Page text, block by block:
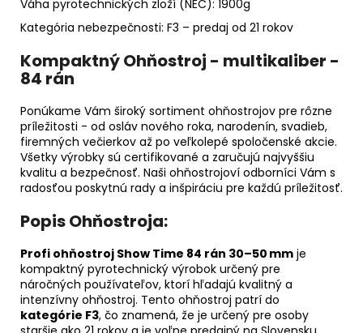
Váha pyrotechnických zloží (NEC): 1900g
Kategória nebezpečnosti: F3 – predaj od 21 rokov
Kompaktný Ohňostroj - multikaliber -
84 rán
Ponúkame Vám široký sortiment ohňostrojov pre rôzne
príležitosti - od osláv nového roka, narodenín, svadieb,
firemných večierkov až po veľkolepé spoločenské akcie.
Všetky výrobky sú certifikované a zaručujú najvyššiu
kvalitu a bezpečnosť. Naši ohňostrojoví odborníci Vám s
radosťou poskytnú rady a inšpiráciu pre každú príležitosť.
Popis Ohňostroja:
Profi ohňostroj Show Time 84 rán 30–50 mm je
kompaktný pyrotechnický výrobok určený pre
náročných používateľov, ktorí hľadajú kvalitný a
intenzívny ohňostroj. Tento ohňostroj patrí do
kategórie F3, čo znamená, že je určený pre osoby